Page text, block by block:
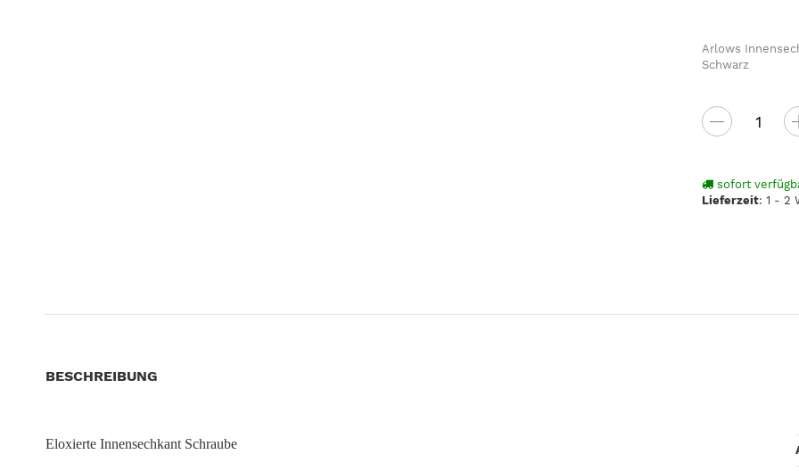
Arlows
Schwarz
sofort
Lieferzeit:1 - 2
BESCHREIBUNG
Eloxierte Innensechkant Schraube